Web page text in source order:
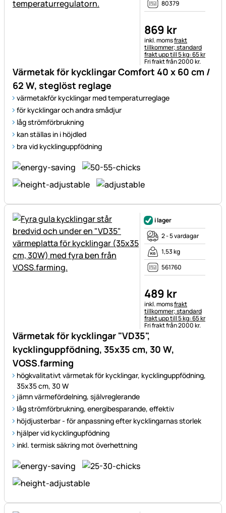
Värmetak för kycklingar Comfort 40 x 60 cm /
62 W, steglöst reglage
värmetakför kycklingar med temperaturreglage
för kycklingar och andra smådjur
låg strömförbrukning
kan ställas in i höjdled
bra vid kycklinguppfödning
80379
869 kr
Skatteinformation:
inkl. momsfrakt
tillkommer; standard
frakt upp till 5 kg: 65 kr
Fri frakt från 2000 kr.
Värmetak för kycklingar "VD35",
kycklinguppfödning, 35x35 cm, 30 W,
VOSS.farming
högkvalitativt värmetak för kycklingar, kycklinguppfödning,
35x35 cm, 30 W
jämn värmefördelning, självreglerande
låg strömförbrukning, energibesparande, effektiv
höjdjusterbar - för anpassning efter kycklingarnas storlek
hjälper vid kycklingupfödning
inkl. termisk säkring mot överhettning
i lager
2 - 5 vardagar
1,53 kg
561760
489 kr
Skatteinformation:
inkl. momsfrakt
tillkommer; standard
frakt upp till 5 kg: 65 kr
Fri frakt från 2000 kr.